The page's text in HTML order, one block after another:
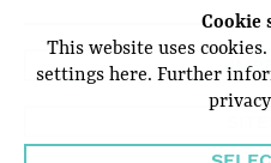
Cookie
This website uses
settings here. Further